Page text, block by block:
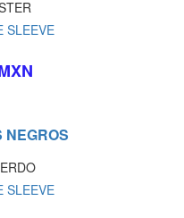
SLEEVE
NEGROS
SLEEVE